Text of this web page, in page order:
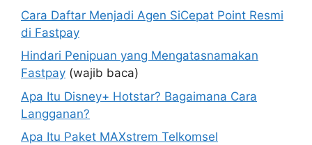
Cara Daftar Menjadi Agen SiCepat Point Resmi
di Fastpay
Hindari Penipuan yang Mengatasnamakan
Fastpay (wajib baca)
Apa Itu Disney+ Hotstar? Bagaimana Cara
Langganan?
Apa Itu Paket MAXstrem Telkomsel